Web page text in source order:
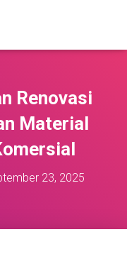
Renovasi
Material
23, 2025